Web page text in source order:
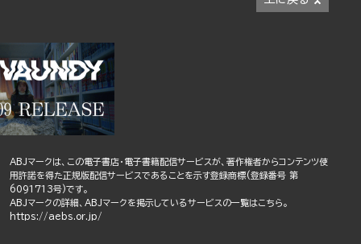
ABJマークは、この電子書店・電子書籍配信サービスが、著作権者からコンテンツ使
用許諾を得た正規版配信サービスであることを示す登録商標(登録番号 第
6091713号)です。
ABJマークの詳細、ABJマークを掲示しているサービスの一覧はこちら。
https://aebs.or.jp/